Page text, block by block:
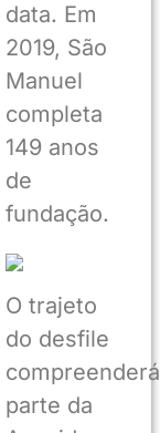
data. Em
2019, São
Manuel
completa
149 anos
de
fundação.
O trajeto
do desfile
compreenderá
parte da